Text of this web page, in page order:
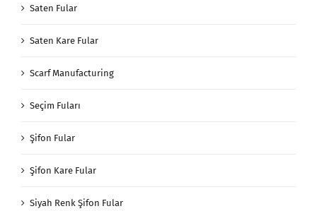
Saten Fular
Saten Kare Fular
Scarf Manufacturing
Seçim Fuları
Şifon Fular
Şifon Kare Fular
Siyah Renk Şifon Fular